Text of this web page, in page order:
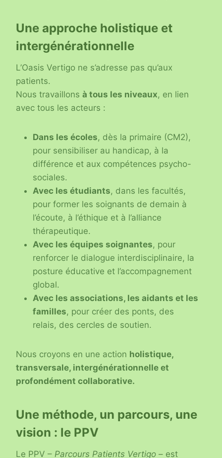
Une approche holistique et
intergénérationnelle
L’Oasis Vertigo ne s’adresse pas qu’aux
patients.
Nous travaillons à tous les niveaux, en lien
avec tous les acteurs :
Dans les écoles, dès la primaire (CM2),
pour sensibiliser au handicap, à la
différence et aux compétences psycho-
sociales.
Avec les étudiants, dans les facultés,
pour former les soignants de demain à
l’écoute, à l’éthique et à l’alliance
thérapeutique.
Avec les équipes soignantes, pour
renforcer le dialogue interdisciplinaire, la
posture éducative et l’accompagnement
global.
Avec les associations, les aidants et les
familles, pour créer des ponts, des
relais, des cercles de soutien.
Nous croyons en une action holistique,
transversale, intergénérationnelle et
profondément collaborative.
Une méthode, un parcours, une
vision : le PPV
Le PPV – Parcours Patients Vertigo – est